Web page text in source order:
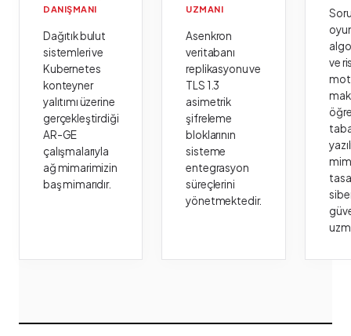
DANIŞMANI
Dağıtık bulut
sistemleri ve
Kubernetes
konteyner
yalıtımı üzerine
gerçekleştirdiği
AR-GE
çalışmalarıyla
ağ mimarimizin
baş mimarıdır.
UZMANI
Asenkron
veritabanı
replikasyonu ve
TLS 1.3
asimetrik
şifreleme
bloklarının
sisteme
entegrasyon
süreçlerini
yönetmektedir.
ve